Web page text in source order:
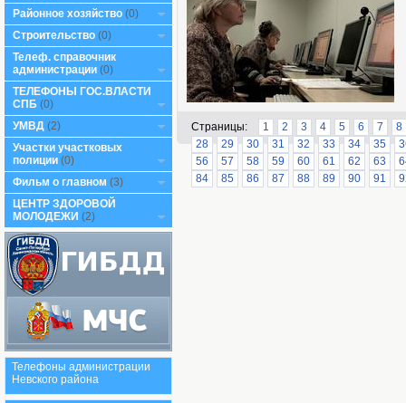
Районное хозяйство (0)
Строительство (0)
Телеф. справочник
администрации (0)
ТЕЛЕФОНЫ ГОС.ВЛАСТИ
СПБ (0)
УМВД (2)
Участки участковых
полиции (0)
Фильм о главном (3)
ЦЕНТР ЗДОРОВОЙ
МОЛОДЕЖИ (2)
Телефоны администрации
Невского района
Страницы: 1 2 3 4 5 6 7
8
28
29 30 31 32 33 34 35
56
57 58 59 60 61 62 63
84
85 86 87 88 89 90 91